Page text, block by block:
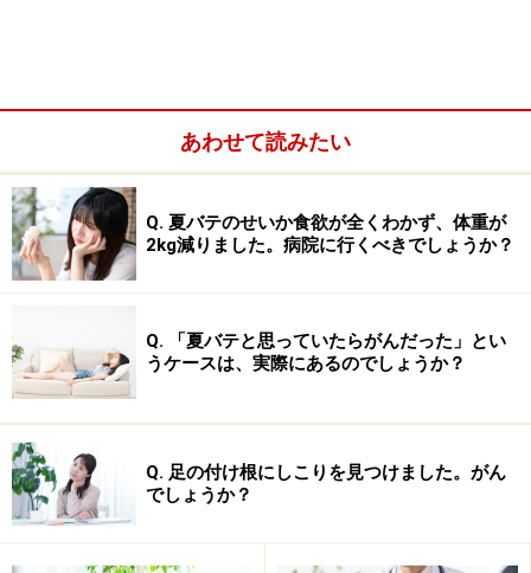
お酒の効用
お酒の良い面は、どんなところでしょうか。自分自身の経
験を振り返ってみると気がつくことも多いですね。
お酒の第一の効用は、やはり、リラックスできることで
しょうか。適量のお酒は、交感神経の緊張をゆるめ日頃
あわせて読みたい
Q. 夏バテのせいか食欲が全くわかず、体重が
2kg減りました。病院に行くべきでしょうか？
Q. 「夏バテと思っていたらがんだった」とい
うケースは、実際にあるのでしょうか？
Q. 足の付け根にしこりを見つけました。がん
でしょうか？